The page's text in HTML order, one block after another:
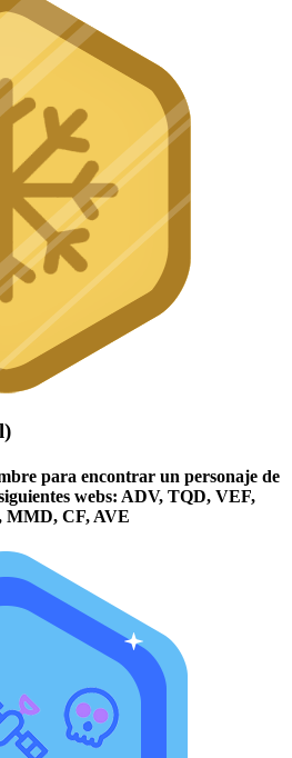
para encontrar un personaje de
webs: ADV, TQD, VEF,
MMD, CF, AVE